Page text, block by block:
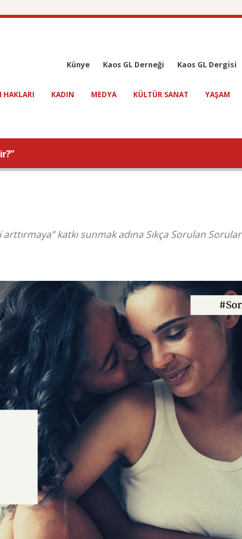
Künye Kaos GL Derneği Kaos GL Dergisi
HAKLARI KADIN MEDYA KÜLTÜR SANAT YAŞAM
katkı sunmak adına Sıkça Sorulan Sorular